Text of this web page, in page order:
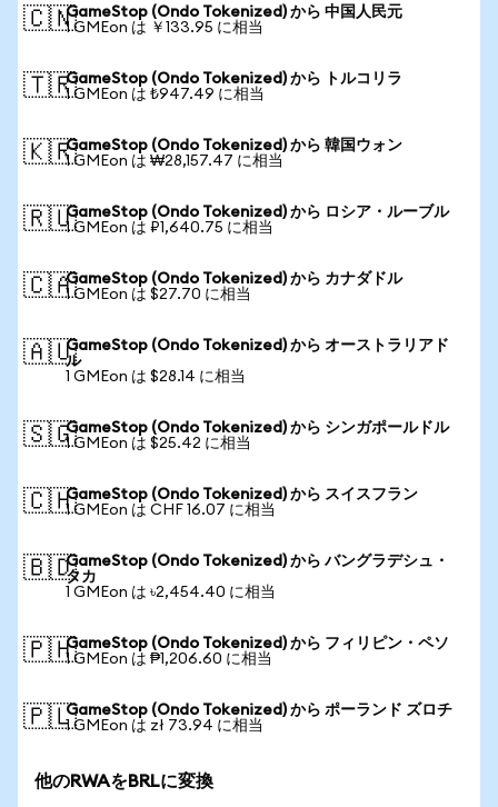
🇨🇳GameStop (Ondo Tokenized) から 中国人民元
1 GMEon は ￥133.95 に相当
🇹🇷GameStop (Ondo Tokenized) から トルコリラ
1 GMEon は ₺947.49 に相当
🇰🇷GameStop (Ondo Tokenized) から 韓国ウォン
1 GMEon は ₩28,157.47 に相当
🇷🇺GameStop (Ondo Tokenized) から ロシア・ルーブル
1 GMEon は ₽1,640.75 に相当
🇨🇦GameStop (Ondo Tokenized) から カナダドル
1 GMEon は $27.70 に相当
🇦🇺GameStop (Ondo Tokenized) から オーストラリアド
ル
1 GMEon は $28.14 に相当
🇸🇬GameStop (Ondo Tokenized) から シンガポールドル
1 GMEon は $25.42 に相当
🇨🇭GameStop (Ondo Tokenized) から スイスフラン
1 GMEon は CHF 16.07 に相当
🇧🇩GameStop (Ondo Tokenized) から バングラデシュ・
タカ
1 GMEon は ৳2,454.40 に相当
🇵🇭GameStop (Ondo Tokenized) から フィリピン・ペソ
1 GMEon は ₱1,206.60 に相当
🇵🇱GameStop (Ondo Tokenized) から ポーランド ズロチ
1 GMEon は zł 73.94 に相当
他のRWAをBRLに変換